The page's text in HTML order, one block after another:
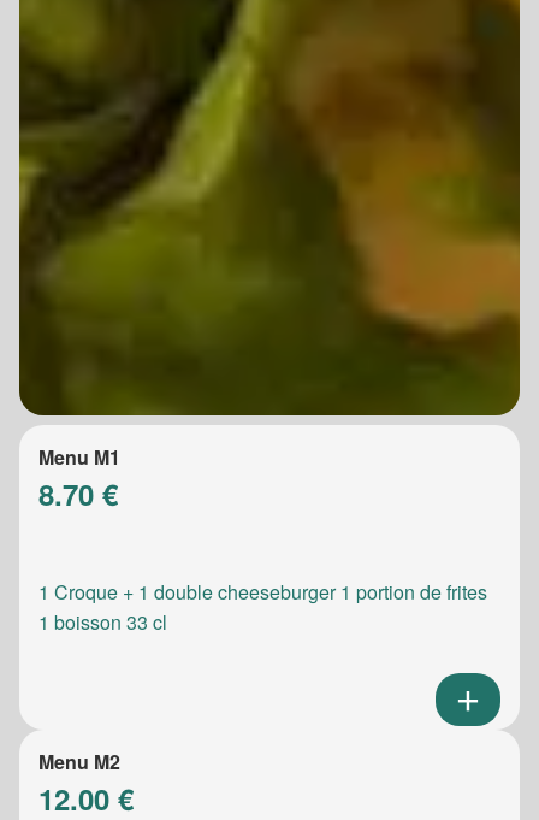
Menu M1
8.70 €
1 Croque + 1 double cheeseburger 1 portion de frites
1 boisson 33 cl
Menu M2
12.00 €